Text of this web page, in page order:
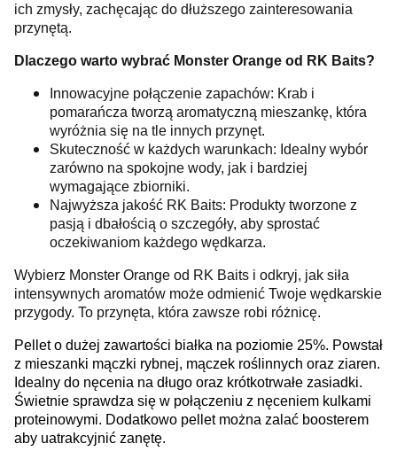
ich zmysły, zachęcając do dłuższego zainteresowania
przynętą.
Dlaczego warto wybrać Monster Orange od RK Baits?
Innowacyjne połączenie zapachów: Krab i
pomarańcza tworzą aromatyczną mieszankę, która
wyróżnia się na tle innych przynęt.
Skuteczność w każdych warunkach: Idealny wybór
zarówno na spokojne wody, jak i bardziej
wymagające zbiorniki.
Najwyższa jakość RK Baits: Produkty tworzone z
pasją i dbałością o szczegóły, aby sprostać
oczekiwaniom każdego wędkarza.
Wybierz Monster Orange od RK Baits i odkryj, jak siła
intensywnych aromatów może odmienić Twoje wędkarskie
przygody. To przynęta, która zawsze robi różnicę.
Pellet o dużej zawartości białka na poziomie 25%. Powstał
z mieszanki mączki rybnej, mączek roślinnych oraz ziaren.
Idealny do nęcenia na długo oraz krótkotrwałe zasiadki.
Świetnie sprawdza się w połączeniu z nęceniem kulkami
proteinowymi. Dodatkowo pellet można zalać boosterem
aby uatrakcyjnić zanętę.